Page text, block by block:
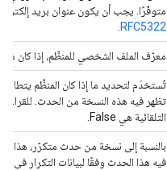
متوفّرًا. يجب أن يكون عنوان بريد
RFC5322
معرّف الملف الشخصي للمنظّم، إذا كان
تُستخدَم لتحديد ما إذا كان المنظِّم يتطابق
تظهر فيه هذه النسخة من الحدث. للقراءة
التلقائية هي False.
بالنسبة إلى نسخة من حدث متكرّر، هذا
فيه هذا الحدث وفقًا لبيانات التكرار في